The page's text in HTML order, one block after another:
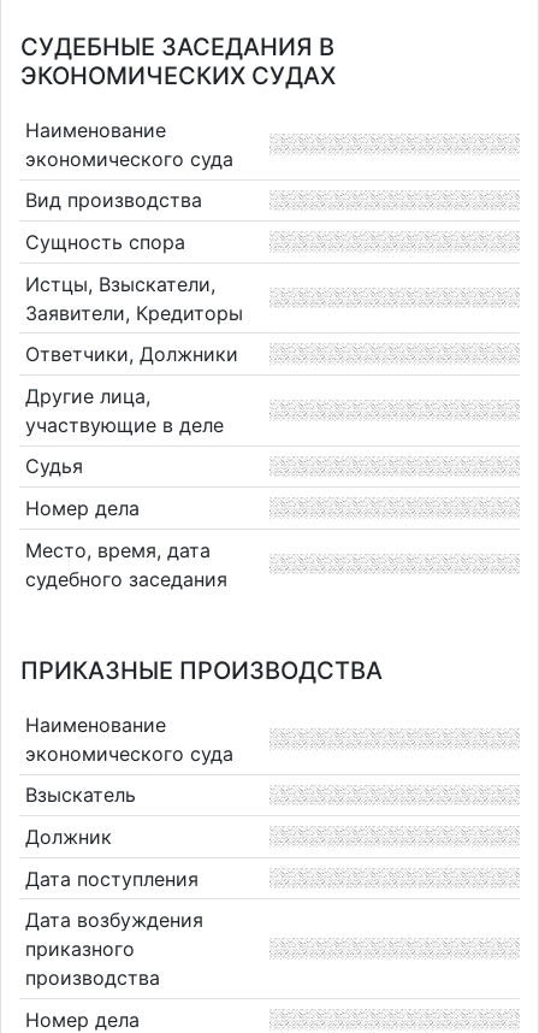
СУДЕБНЫЕ ЗАСЕДАНИЯ В
ЭКОНОМИЧЕСКИХ СУДАХ
Наименование
экономического суда
Вид производства
Сущность спора
Истцы, Взыскатели,
Заявители, Кредиторы
Ответчики, Должники
Другие лица,
участвующие в деле
Судья
Номер дела
Место, время, дата
судебного заседания
ПРИКАЗНЫЕ ПРОИЗВОДСТВА
Наименование
экономического суда
Взыскатель
Должник
Дата поступления
Дата возбуждения
приказного
производства
Номер дела